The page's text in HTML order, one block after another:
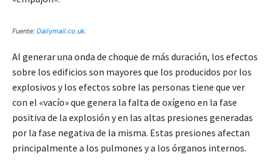
Fuente: Dailymail.co.uk.
Al generar una onda de choque de más duración, los efectos
sobre los edificios son mayores que los producidos por los
explosivos y los efectos sobre las personas tiene que ver
con el «vacío» que genera la falta de oxígeno en la fase
positiva de la explosión y en las altas presiones generadas
por la fase negativa de la misma. Estas presiones afectan
principalmente a los pulmones y a los órganos internos.